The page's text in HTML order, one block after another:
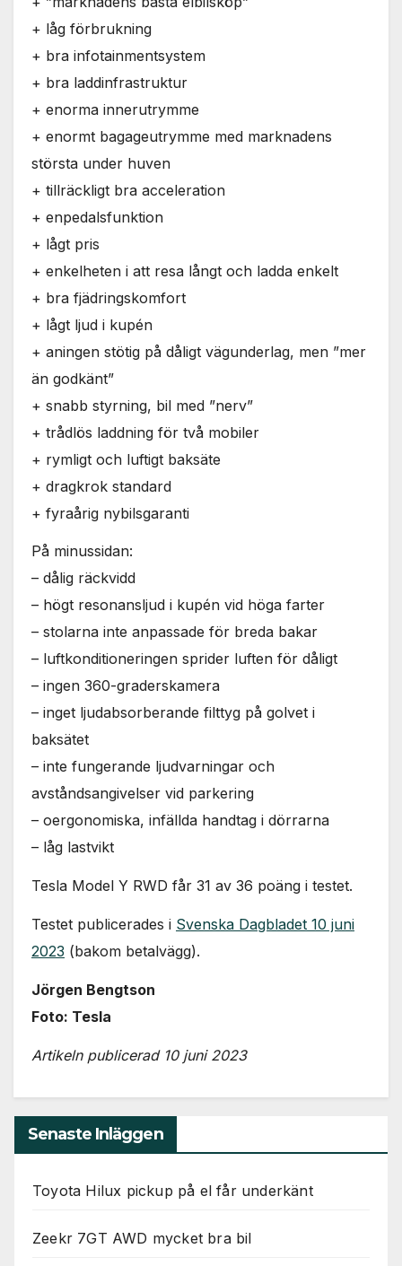
+ låg förbrukning
+ bra infotainmentsystem
+ bra laddinfrastruktur
+ enorma innerutrymme
+ enormt bagageutrymme med marknadens
största under huven
+ tillräckligt bra acceleration
+ enpedalsfunktion
+ lågt pris
+ enkelheten i att resa långt och ladda enkelt
+ bra fjädringskomfort
+ lågt ljud i kupén
+ aningen stötig på dåligt vägunderlag, men ”mer
än godkänt”
+ snabb styrning, bil med ”nerv”
+ trådlös laddning för två mobiler
+ rymligt och luftigt baksäte
+ dragkrok standard
+ fyraårig nybilsgaranti
På minussidan:
– dålig räckvidd
– högt resonansljud i kupén vid höga farter
– stolarna inte anpassade för breda bakar
– luftkonditioneringen sprider luften för dåligt
– ingen 360-graderskamera
– inget ljudabsorberande filttyg på golvet i
baksätet
– inte fungerande ljudvarningar och
avståndsangivelser vid parkering
– oergonomiska, infällda handtag i dörrarna
– låg lastvikt
Tesla Model Y RWD får 31 av 36 poäng i testet.
Testet publicerades i Svenska Dagbladet 10 juni
2023 (bakom betalvägg).
Jörgen Bengtson
Foto: Tesla
Artikeln publicerad 10 juni 2023
Senaste Inläggen
Toyota Hilux pickup på el får underkänt
Zeekr 7GT AWD mycket bra bil